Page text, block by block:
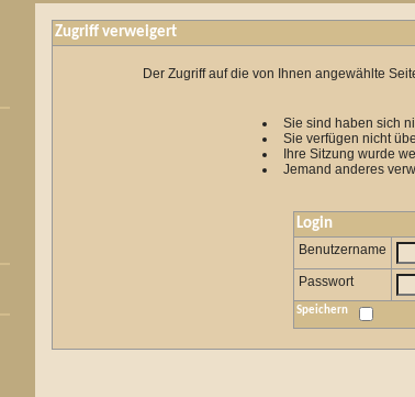
Zugriff verweigert
Der Zugriff auf die von Ihnen angewählte
Sie sind haben sich
Sie verfügen nicht
Ihre Sitzung wurde
Jemand anderes
Login
Benutzername
Passwort
Speichern